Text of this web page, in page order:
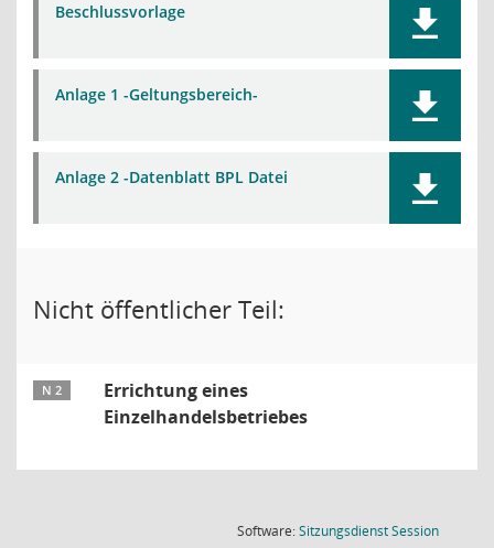
Beschlussvorlage
Anlage 1 -Geltungsbereich-
Anlage 2 -Datenblatt BPL Datei
Nicht öffentlicher Teil:
N 2
Errichtung eines
Einzelhandelsbetriebes
Software:SitzungsdienstSession(Wird in